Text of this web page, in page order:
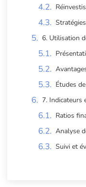
6. Utilisation
7. Indicateurs
Ratios
Analyse
Suivi et